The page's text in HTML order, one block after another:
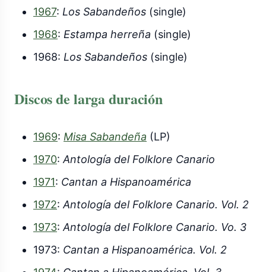
1967: Los Sabandeños (single)
1968: Estampa herreña (single)
1968: Los Sabandeños (single)
Discos de larga duración
1969: Misa Sabandeña (LP)
1970:Antología del Folklore Canario
1971: Cantan a Hispanoamérica
1972:Antología del Folklore Canario. Vol. 2
1973:Antología del Folklore Canario. Vo. 3
1973: Cantan a Hispanoamérica. Vol. 2